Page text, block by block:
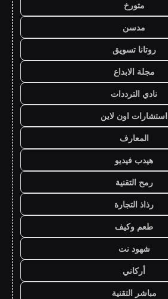
متورخ
مدسن
روتانا تسويق
مجلة الابداع
نادي الترددات
استشارات اون لاين
المعارف
هيدب فيديو
رمح التقنية
رذاذ التجارة
طعم وكيف
شهود نت
أركاني
مباشر التقنية